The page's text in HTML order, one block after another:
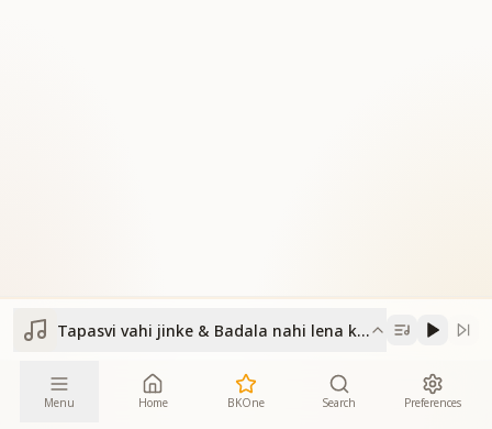
Tapasvi vahi jinke & Badala nahi lena kisi se
Menu Home BKOne Search Preferences